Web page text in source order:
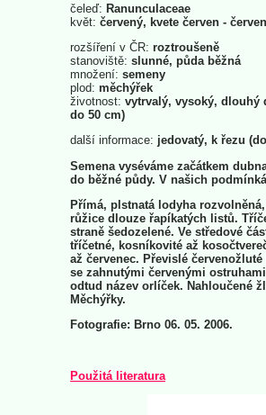
čeleď: Ranunculaceae
květ: červený, kvete červen -
rozšíření v ČR: roztroušeně
stanoviště: slunné, půda běžná
množení: semeny
plod: měchýřek
životnost: vytrvalý, vysoký, dlouhý
do 50 cm)
další informace: jedovatý, k řezu
Semena vyséváme začátkem
do běžné půdy. V našich
Přímá, plstnatá lodyha
růžice dlouze řapíkatých listů.
straně šedozelené. Ve středové
tříčetné, kosníkovité až
až červenec. Převislé
se zahnutými červenými
odtud název orlíček. Nahloučené
Měchýřky.
Fotografie: Brno 06. 05. 2006.
Použitá literatura